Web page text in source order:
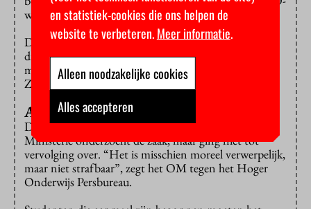
woordvoerder.
DUO heeft een bericht gestuurd naar alle studenten
die op dat moment van MyStudentFinance gebruik
maakten om ze erop te wijzen dat aanvragen gratis is.
Zo’n vijftien reageerden erop, zegt DUO.
Aangifte
DUO deed ook aangifte bij de politie. Het Openbaar
Ministerie onderzocht de zaak, maar ging niet tot
vervolging over. “Het is misschien moreel verwerpelijk,
maar niet strafbaar”, zegt het OM tegen het Hoger
Onderwijs Persbureau.
en statistiek-cookies die ons helpen de
website te verbeteren.Meer informatie.
Alleen noodzakelijke cookies
Alles accepteren